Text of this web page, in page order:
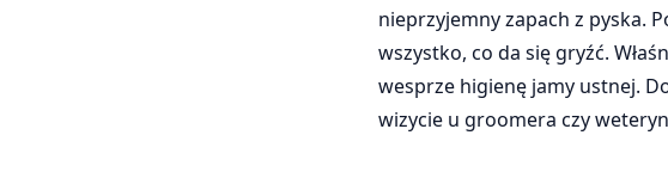
nieprzyjemny zapach z pyska.
wszystko, co da się gryźć.
wesprze higienę jamy ustnej.
wizycie u groomera czy